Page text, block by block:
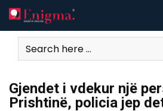
Skip
to
content
Gjendet i vdekur një
Prishtinë, policia jep